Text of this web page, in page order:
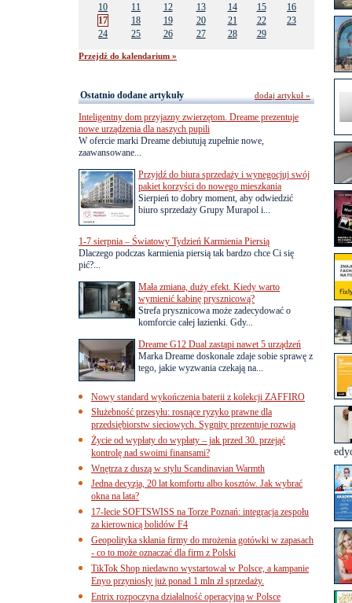
10
11 12 13 14 15
16
17
18 19 20 21 22
23
24
25 26 27 28 29
Przejdź do kalendarium »
Ostatnio dodane artykuły
Inteligentny dom przyjazny zwierzętom. Dreame prezentuje
nowe urządzenia dla naszych pupili
W ofercie marki Dreame debiutują zupełnie nowe,
zaawansowane...
Przyjdź do biura sprzedaży i wynegocjuj swój
pakiet korzyści do nowego mieszkania
Sierpień to dobry moment, aby odwiedzić
biuro sprzedaży Grupy Murapol i...
1-7 sierpnia – Światowy Tydzień Karmienia Piersią
Dlaczego podczas karmienia piersią tak bardzo chce Ci się
pić?...
Mała zmiana, duży efekt. Kiedy warto
wymienić kabinę prysznicową?
Strefa prysznicowa może zadecydować o
komforcie całej łazienki. Gdy...
Dreame G12 Dual zastąpi nawet 5 urządzeń
Marka Dreame doskonale zdaje sobie sprawę z
tego, jakie wyzwania czekają na...
Nowy standard wykończenia baterii z kolekcji ZAFFIRO
Służebność przesyłu: rosnące ryzyko prawne dla
przedsiębiorstw sieciowych. Sygnity prezentuje rozwią
Życie od wypłaty do wypłaty – jak przed 30. przejąć
kontrolę nad swoimi finansami?
Wnętrza z duszą w stylu Scandinavian Warmth
Jedna decyzja, 20 lat komfortu albo kosztów. Jak wybrać
okna na lata?
17-lecie SOFTSWISS na Torze Poznań: integracja zespołu
za kierownicą bolidów F4
Geopolityka skłania firmy do mrożenia gotówki w zapasach
- co to może oznaczać dla firm z Polski
TikTok Shop niedawno wystartował w Polsce, a kampanie
Enyo przyniosły już ponad 1 mln zł sprzedaży.
Entrix rozpoczyna działalność operacyjną w Polsce
dodaj artykuł »